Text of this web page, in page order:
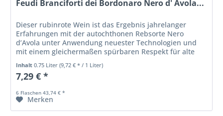
Feudi Branciforti dei Bordonaro Nero d' Avola...
Dieser rubinrote Wein ist das Ergebnis jahrelanger
Erfahrungen mit der autochthonen Rebsorte Nero
d’Avola unter Anwendung neuester Technologien und
mit einem gleichermaßen spürbaren Respekt für alte
Traditionen. Dem Gaumen schmeichelt er...
Inhalt0.75 Liter(9,72 € * / 1 Liter)
7,29 € *
6 Flaschen 43,74 € *
Merken